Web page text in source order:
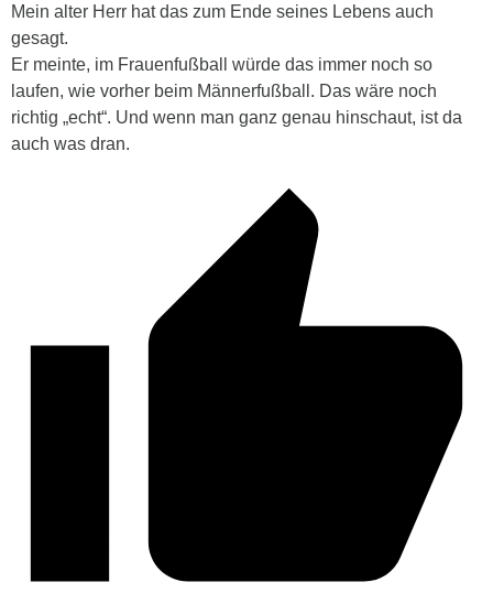
Mein alter Herr hat das zum Ende seines Lebens auch
gesagt.
Er meinte, im Frauenfußball würde das immer noch so
laufen, wie vorher beim Männerfußball. Das wäre noch
richtig „echt“. Und wenn man ganz genau hinschaut, ist da
auch was dran.